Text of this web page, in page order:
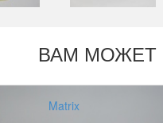
ВАМ МОЖЕТ
Matrix